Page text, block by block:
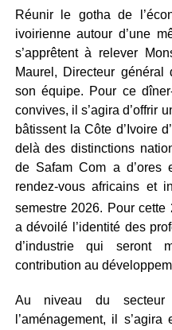
Réunir le gotha de
ivoirienne autour d’une
s’apprêtent à relever
Maurel, Directeur
son équipe. Pour ce
convives, il s’agira d’offrir
bâtissent la Côte d’Ivoire
delà des distinctions
de Safam Com a d’ores
rendez-vous africains et
semestre 2026. Pour cette
a dévoilé l’identité des
d’industrie qui seront
contribution au
Au niveau du
l’aménagement, il